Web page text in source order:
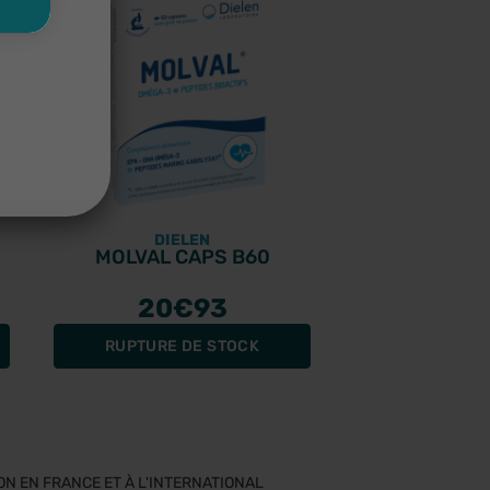
DIELEN
MOLVAL CAPS B60
20€93
RUPTURE DE STOCK